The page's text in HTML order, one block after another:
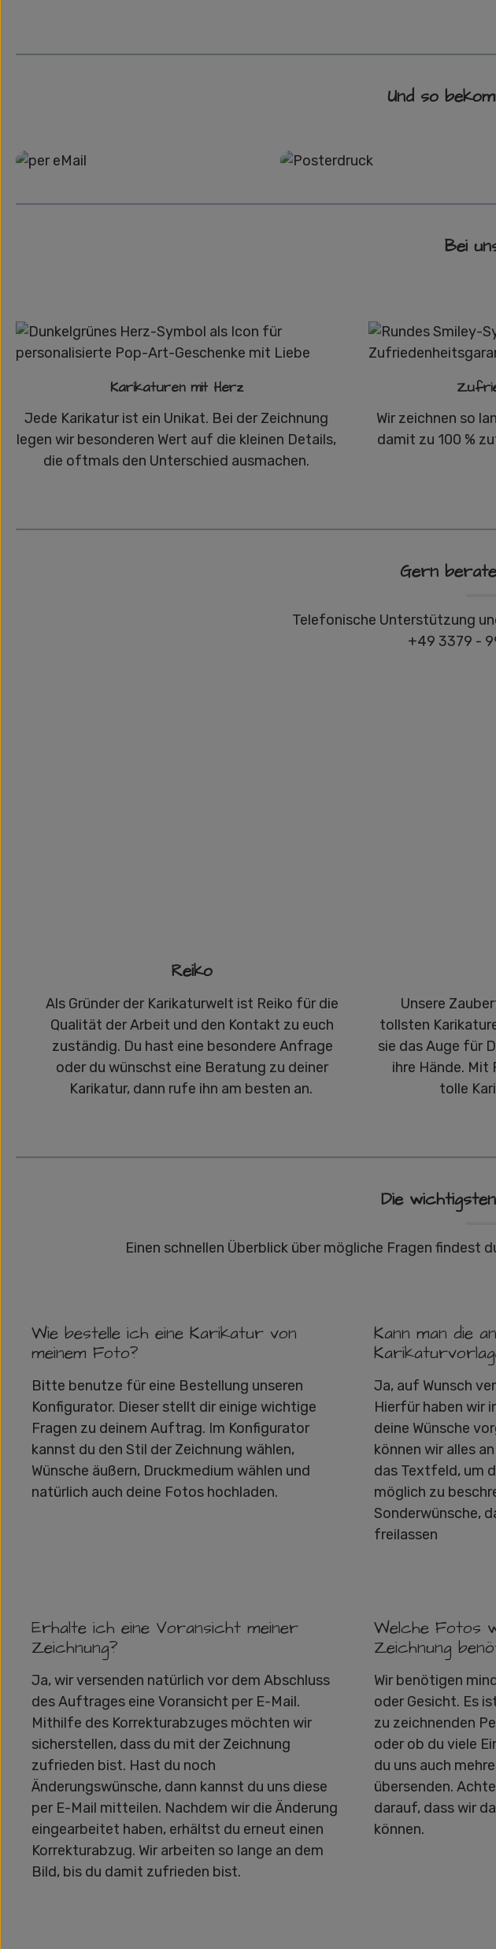
Und so
Bei
Karikaturen mit Herz
Jede Karikatur ist ein Unikat. Bei der Zeichnung
legen wir besonderen Wert auf die kleinen Details,
die oftmals den Unterschied ausmachen.
Wir zeichnen so
damit zu 100 %
Gern
Telefonische Unterstützung
+49 3379 -
Reiko
Als Gründer der Karikaturwelt ist Reiko für die
Qualität der Arbeit und den Kontakt zu euch
zuständig. Du hast eine besondere Anfrage
oder du wünschst eine Beratung zu deiner
Karikatur, dann rufe ihn am besten an.
Unsere
tollsten
sie das Auge für
ihre Hände. Mit
tolle
Die
Einen schnellen Überblick über mögliche Fragen findest
Wie bestelle ich eine Karikatur von
meinem Foto?
Bitte benutze für eine Bestellung unseren
Konfigurator. Dieser stellt dir einige wichtige
Fragen zu deinem Auftrag. Im Konfigurator
kannst du den Stil der Zeichnung wählen,
Wünsche äußern, Druckmedium wählen und
natürlich auch deine Fotos hochladen.
Kann man die
Ja, auf Wunsch
Hierfür haben wir
deine Wünsche
können wir alles
das Textfeld, um
möglich zu
Sonderwünsche,
freilassen
Erhalte ich eine Voransicht meiner
Zeichnung?
Ja, wir versenden natürlich vor dem Abschluss
des Auftrages eine Voransicht per E-Mail.
Mithilfe des Korrekturabzuges möchten wir
sicherstellen, dass du mit der Zeichnung
zufrieden bist. Hast du noch
Änderungswünsche, dann kannst du uns diese
per E-Mail mitteilen. Nachdem wir die Änderung
eingearbeitet haben, erhältst du erneut einen
Korrekturabzug. Wir arbeiten so lange an dem
Bild, bis du damit zufrieden bist.
Welche Fotos
Zeichnung
Wir benötigen
oder Gesicht. Es
zu zeichnenden
oder ob du viele
du uns auch
übersenden.
darauf, dass wir
können.